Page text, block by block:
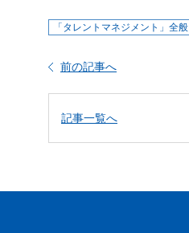
「タレントマネジメント」全般
前の記事へ
記事一覧へ